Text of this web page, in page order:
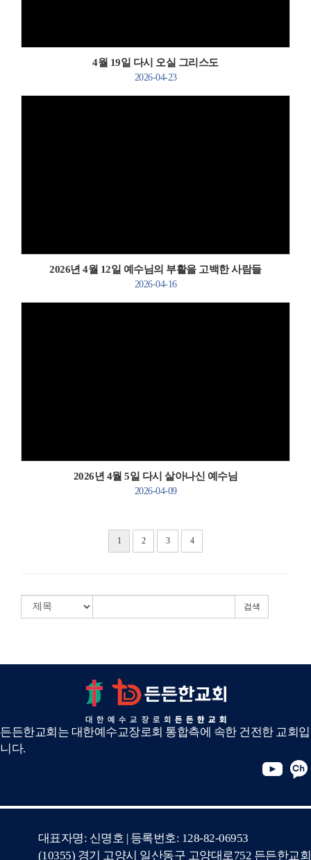
4월 19일 다시 오실 그리스도
2026-04-23
2026년 4월 12일 예수님의 부활을 고백한 사람들
2026-04-16
2026년 4월 5일 다시 살아나신 예수님
2026-04-09
1 2 3 4
검색
든든한교회는 대한예수교장로회 통합측에 속한 건전한 교회입
니다.
대표자명: 신명호 | 등록번호: 128-82-06953
(10355) 경기 고양시 일산동구 고양대로752 든든한교회